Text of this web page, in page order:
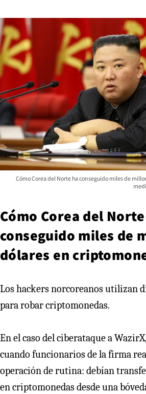
Cómo Corea del Norte ha conseguido miles de
Cómo Corea del
conseguido miles de
dólares en
Los hackers norcoreanos utilizan
para robar criptomonedas.
En el caso del ciberataque a
cuando funcionarios de la firma
operación de rutina: debían
en criptomonedas desde una